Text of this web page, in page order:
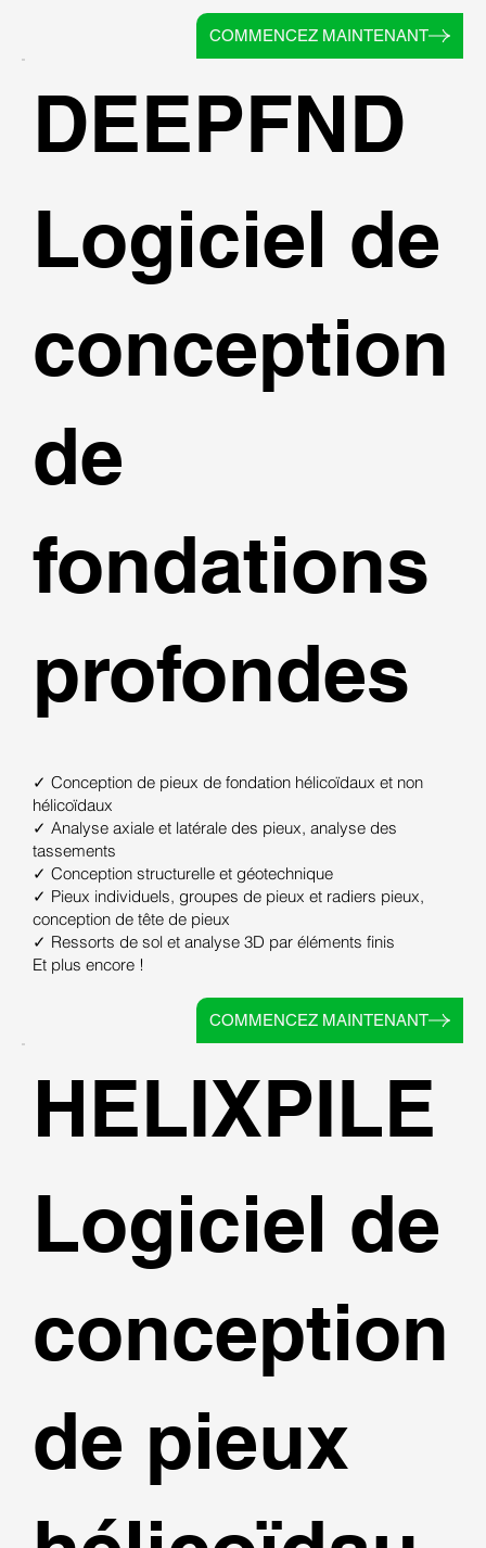
COMMENCEZ MAINTENANT
DEEPFND
Logiciel de
conception
de
fondations
profondes
✓ Conception de pieux de fondation hélicoïdaux et non
hélicoïdaux
✓ Analyse axiale et latérale des pieux, analyse des
tassements
✓ Conception structurelle et géotechnique
✓ Pieux individuels, groupes de pieux et radiers pieux,
conception de tête de pieux
✓ Ressorts de sol et analyse 3D par éléments finis
Et plus encore !
COMMENCEZ MAINTENANT
HELIXPILE
Logiciel de
conception
de pieux